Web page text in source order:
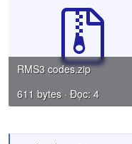
RMS3 codes.zip
611 bytes · Đọc: 4